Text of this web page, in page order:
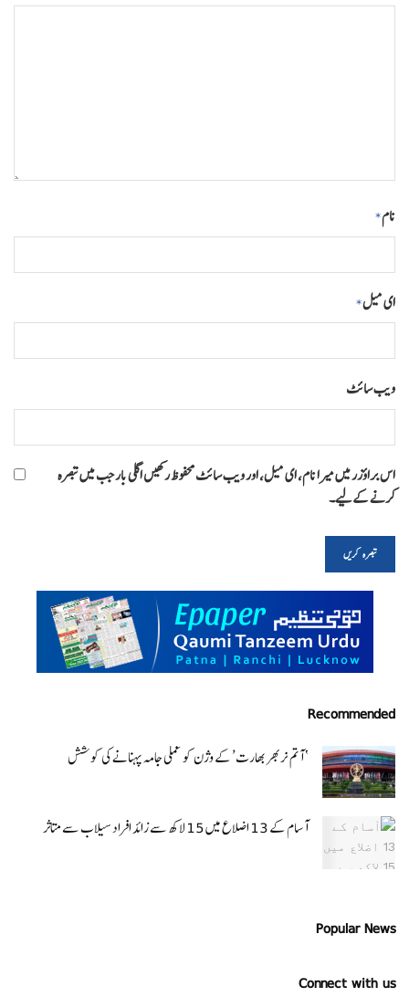
نام*
ای میل*
ویب‌ سائٹ
اس براؤزر میں میرا نام، ای میل، اور ویب سائٹ محفوظ رکھیں اگلی بار جب میں تبصرہ
کرنے کےلیے۔
Recommended
‘ آتم نربھر بھارت’ کے وژن کو عملی جامہ پہنانے کی کوشش
آسام کے 13 اضلاع میں 15 لاکھ سے زائد افراد سیلاب سے متاثر
Popular News
Connect with us